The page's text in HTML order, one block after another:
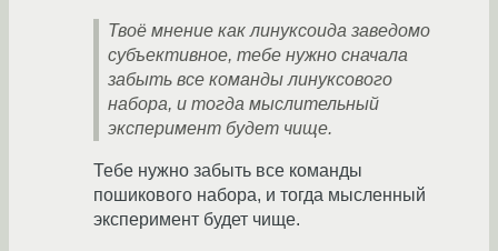
Твоё мнение как линуксоида заведомо
субъективное, тебе нужно сначала
забыть все команды линуксового
набора, и тогда мыслительный
эксперимент будет чище.
Тебе нужно забыть все команды
пошикового набора, и тогда мысленный
эксперимент будет чище.